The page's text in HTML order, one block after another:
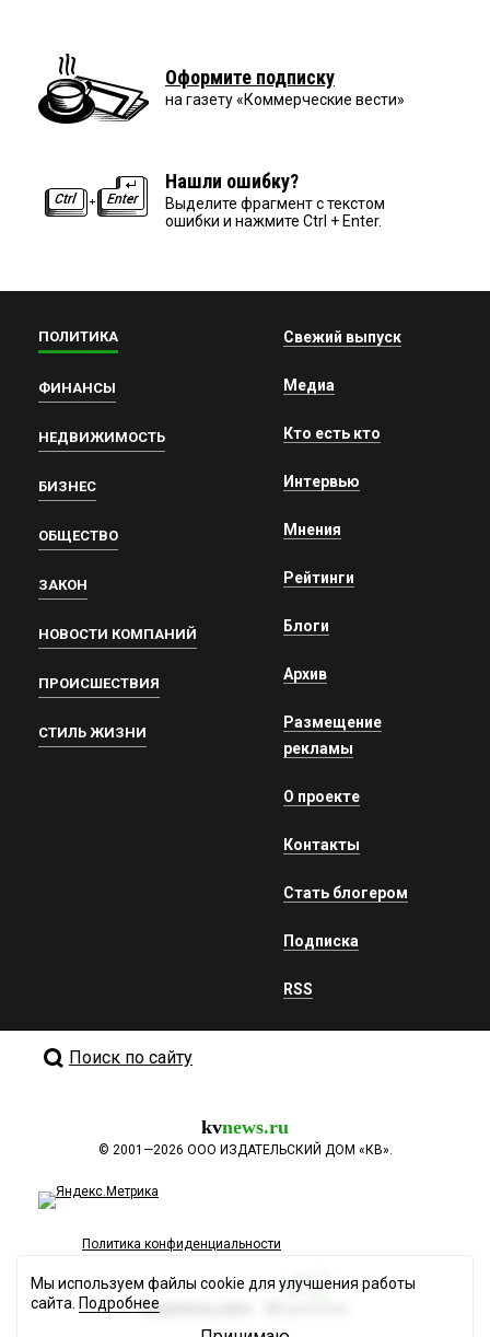
Оформите подписку
на газету «Коммерческие вести»
Нашли ошибку?
Выделите фрагмент с текстом
ошибки и нажмите Ctrl + Enter.
ПОЛИТИКА
ФИНАНСЫ
НЕДВИЖИМОСТЬ
БИЗНЕС
ОБЩЕСТВО
ЗАКОН
НОВОСТИ КОМПАНИЙ
ПРОИСШЕСТВИЯ
СТИЛЬ ЖИЗНИ
Свежий выпуск
Медиа
Кто есть кто
Интервью
Мнения
Рейтинги
Блоги
Архив
Размещение
рекламы
О проекте
Контакты
Стать блогером
Подписка
RSS
Поиск по сайту
kvnews.ru
© 2001—2026 ООО ИЗДАТЕЛЬСКИЙ ДОМ «КВ».
Политика конфиденциальности
Разработка сайта
Мы используем файлы cookie для улучшения работы
сайта. Подробнее